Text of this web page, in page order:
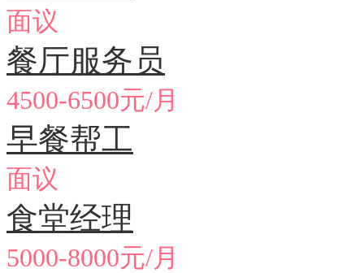
面议
餐厅服务员
4500-6500元/月
早餐帮工
面议
食堂经理
5000-8000元/月